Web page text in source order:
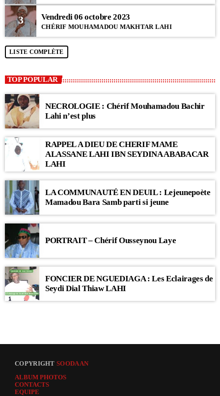
3 Vendredi 06 octobre 2023
CHÉRIF MOUHAMADOU MAKHTAR LAHI
LISTE COMPLÈTE
TOP POPULAR
NECROLOGIE : Chérif Mouhamadou Bachir
Lahi n’est plus
RAPPEL A DIEU DE CHERIF MAME
ALASSANE LAHI IBN SEYDINA ABABACAR
LAHI
LA COMMUNAUTÉ EN DEUIL : Lejeunepoète
Mamadou Bara Samb parti si jeune
PORTRAIT – Chérif Ousseynou Laye
FONCIER DE NGUEDIAGA : Les Eclairages de
Seydi Dial Thiaw LAHI
COPYRIGHTSOODAAN
ALBUM PHOTOS
CONTACTS
EQUIPE